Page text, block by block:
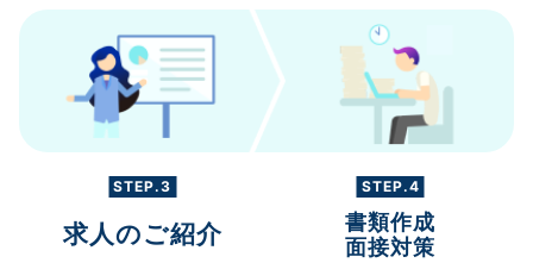
STEP.3
求人のご紹介
STEP.4
書類作成
面接対策